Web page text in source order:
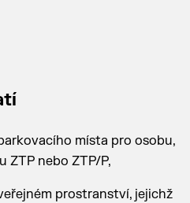
místa pro osobu,
ZTP nebo ZTP/P,
prostranství, jejichž